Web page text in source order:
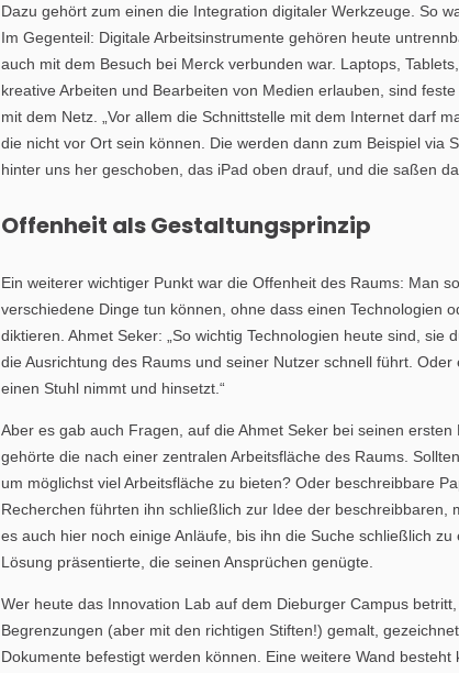
Dazu gehört zum einen die Integration digitaler Werkzeuge. So
Im Gegenteil: Digitale Arbeitsinstrumente gehören heute
auch mit dem Besuch bei Merck verbunden war. Laptops,
kreative Arbeiten und Bearbeiten von Medien erlauben, sind
mit dem Netz. „Vor allem die Schnittstelle mit dem Internet darf
die nicht vor Ort sein können. Die werden dann zum Beispiel via
hinter uns her geschoben, das iPad oben drauf, und die saßen
Offenheit als Gestaltungsprinzip
Ein weiterer wichtiger Punkt war die Offenheit des Raums: Man
verschiedene Dinge tun können, ohne dass einen Technologien
diktieren. Ahmet Seker: „So wichtig Technologien heute sind,
die Ausrichtung des Raums und seiner Nutzer schnell führt.
einen Stuhl nimmt und hinsetzt.“
Aber es gab auch Fragen, auf die Ahmet Seker bei seinen
gehörte die nach einer zentralen Arbeitsfläche des Raums.
um möglichst viel Arbeitsfläche zu bieten? Oder beschreibbare
Recherchen führten ihn schließlich zur Idee der
es auch hier noch einige Anläufe, bis ihn die Suche schließlich
Lösung präsentierte, die seinen Ansprüchen genügte.
Wer heute das Innovation Lab auf dem Dieburger Campus
Begrenzungen (aber mit den richtigen Stiften!) gemalt,
Dokumente befestigt werden können. Eine weitere Wand